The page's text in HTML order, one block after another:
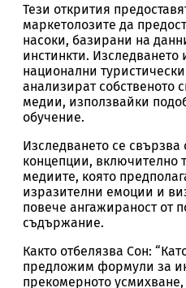
Тези открития
маркетолозите да
насоки, базирани на
инстинкти.
национални
анализират собственото
медии, използвайки
обучение.
Изследването се
концепции, включително
медиите, която
изразителни емоции и
повече ангажираност от
съдържание.
Както отбелязва Сон:
предложим формули за
прекомерното